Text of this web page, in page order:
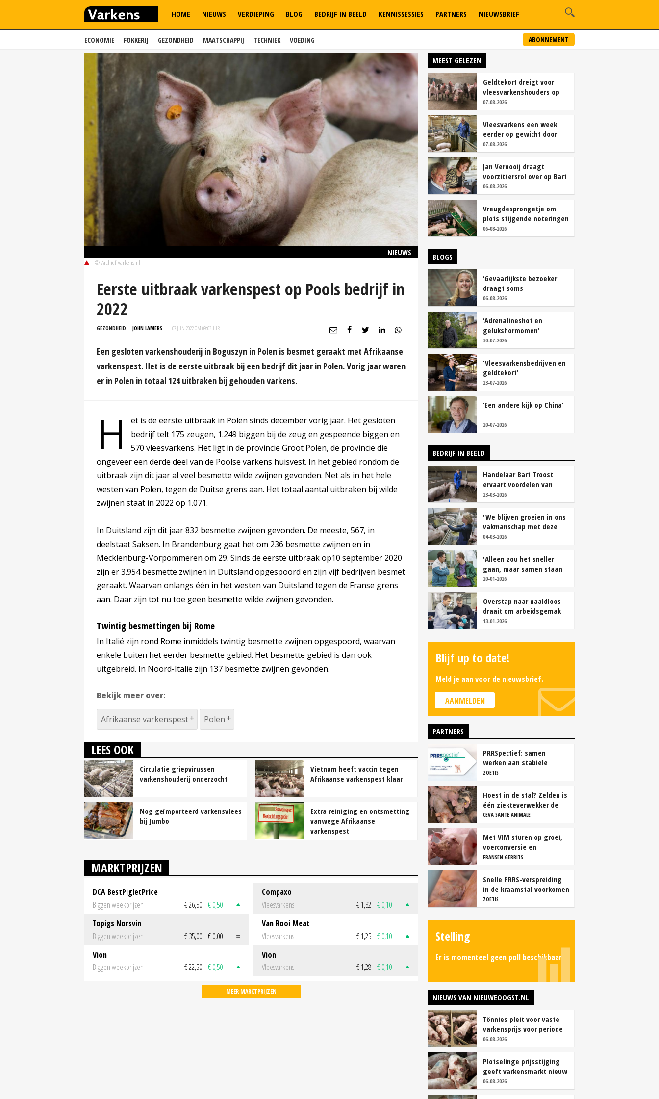
ECONOMIE FOKKERIJ GEZONDHEID MAATSCHAPPIJ TECHNIEK VOEDING ABONNEMENT
HOME NIEUWS VERDIEPING BLOG BEDRIJF IN BEELD KENNISSESSIES PARTNERS NIEUWSBRIEF
NIEUWS
© Archief Varkens.nl
Eerste uitbraak varkenspest op Pools bedrijf in
2022
GEZONDHEID JOHN LAMERS 07 JUN 2022 OM 09:03UUR
Een gesloten varkenshouderij in Boguszyn in Polen is besmet geraakt met Afrikaanse
varkenspest. Het is de eerste uitbraak bij een bedrijf dit jaar in Polen. Vorig jaar waren
er in Polen in totaal 124 uitbraken bij gehouden varkens.
H
et is de eerste uitbraak in Polen sinds december vorig jaar. Het gesloten
bedrijf telt 175 zeugen, 1.249 biggen bij de zeug en gespeende biggen en
570 vleesvarkens. Het ligt in de provincie Groot Polen, de provincie die
ongeveer een derde deel van de Poolse varkens huisvest. In het gebied rondom de
uitbraak zijn dit jaar al veel besmette wilde zwijnen gevonden. Net als in het hele
westen van Polen, tegen de Duitse grens aan. Het totaal aantal uitbraken bij wilde
zwijnen staat in 2022 op 1.071.
In Duitsland zijn dit jaar 832 besmette zwijnen gevonden. De meeste, 567, in
deelstaat Saksen. In Brandenburg gaat het om 236 besmette zwijnen en in
Mecklenburg-Vorpommeren om 29. Sinds de eerste uitbraak op10 september 2020
zijn er 3.954 besmette zwijnen in Duitsland opgespoord en zijn vijf bedrijven besmet
geraakt. Waarvan onlangs één in het westen van Duitsland tegen de Franse grens
aan. Daar zijn tot nu toe geen besmette wilde zwijnen gevonden.
Twintig besmettingen bij Rome
In Italië zijn rond Rome inmiddels twintig besmette zwijnen opgespoord, waarvan
enkele buiten het eerder besmette gebied. Het besmette gebied is dan ook
uitgebreid. In Noord-Italië zijn 137 besmette zwijnen gevonden.
Bekijk meer over:
Afrikaanse varkenspest Polen
LEES OOK
Circulatie griepvirussen
varkenshouderij onderzocht
Vietnam heeft vaccin tegen
Afrikaanse varkenspest klaar
Nog geïmporteerd varkensvlees
bij Jumbo
Extra reiniging en ontsmetting
vanwege Afrikaanse
varkenspest
MARKTPRIJZEN
DCA BestPigletPrice
Biggen weekprijzen
€ 26,50 € 0,50
Topigs Norsvin
Biggen weekprijzen
€ 35,00 € 0,00
Vion
Biggen weekprijzen
€ 22,50 € 0,50
Compaxo
Vleesvarkens
€ 1,32 € 0,10
Van Rooi Meat
Vleesvarkens
€ 1,25 € 0,10
Vion
Vleesvarkens
€ 1,28 € 0,10
MEER MARKTPRIJZEN
MEEST GELEZEN
Geldtekort dreigt voor
vleesvarkenshouders op
vrije markt
07-08-2026
Vleesvarkens een week
eerder op gewicht door
continu aanbod van
brijvoer
07-08-2026
Jan Vernooij draagt
voorzittersrol over op Bart
Camps
06-08-2026
Vreugdesprongetje om
plots stijgende noteringen
06-08-2026
BLOGS
‘Gevaarlijkste bezoeker
draagt soms
overschoenen’
06-08-2026
‘Adrenalineshot en
gelukshormomen’
30-07-2026
‘Vleesvarkensbedrijven en
geldtekort’
23-07-2026
‘Een andere kijk op China’
20-07-2026
BEDRIJF IN BEELD
Handelaar Bart Troost
ervaart voordelen van
coöperatieve voerfusie
23-03-2026
'We blijven groeien in ons
vakmanschap met deze
teamaanpak'
04-03-2026
'Alleen zou het sneller
gaan, maar samen staan
we stukken sterker'
20-01-2026
Overstap naar naaldloos
draait om arbeidsgemak
en diervriendelijkheid
13-01-2026
Blijf up to date!
Meld je aan voor de nieuwsbrief.
AANMELDEN
PARTNERS
PRRSpectief: samen
werken aan stabiele
resultaten
ZOETIS
Hoest in de stal? Zelden is
één ziekteverwekker de
oorzaak
CEVA SANTÉ ANIMALE
Met VIM sturen op groei,
voerconversie en
rendement
FRANSEN GERRITS
Snelle PRRS-verspreiding
in de kraamstal voorkomen
ZOETIS
Stelling
Er is momenteel geen poll beschikbaar.
NIEUWS VAN NIEUWEOOGST.NL
Tönnies pleit voor vaste
varkensprijs voor periode
van zes maanden
06-08-2026
Plotselinge prijsstijging
geeft varkensmarkt nieuw
perspectief
06-08-2026